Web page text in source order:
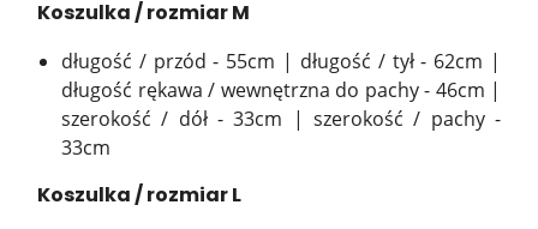
Koszulka / rozmiar M
długość / przód - 55cm | długość / tył - 62cm |
długość rękawa / wewnętrzna do pachy - 46cm |
szerokość / dół - 33cm | szerokość / pachy -
33cm
Koszulka / rozmiar L